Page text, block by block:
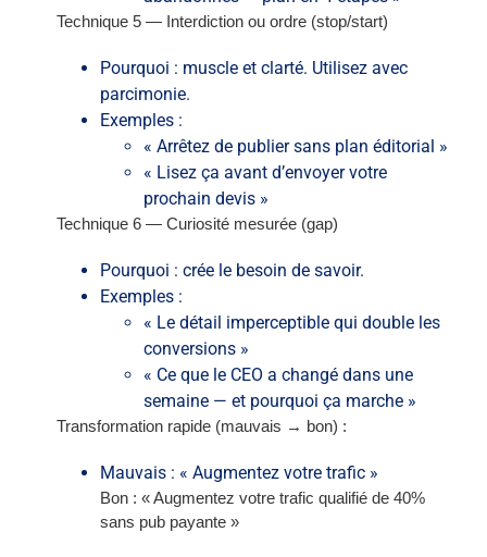
Technique 5 — Interdiction ou ordre (stop/start)
Pourquoi : muscle et clarté. Utilisez avec
parcimonie.
Exemples :
« Arrêtez de publier sans plan éditorial »
« Lisez ça avant d’envoyer votre
prochain devis »
Technique 6 — Curiosité mesurée (gap)
Pourquoi : crée le besoin de savoir.
Exemples :
« Le détail imperceptible qui double les
conversions »
« Ce que le CEO a changé dans une
semaine — et pourquoi ça marche »
Transformation rapide (mauvais → bon) :
Mauvais : « Augmentez votre trafic »
Bon : « Augmentez votre trafic qualifié de 40%
sans pub payante »